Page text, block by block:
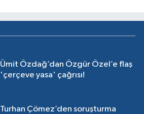
Ümit Özdağ’dan Özgür Özel’e flaş
'çerçeve yasa' çağrısı!
Turhan Çömez’den soruşturma